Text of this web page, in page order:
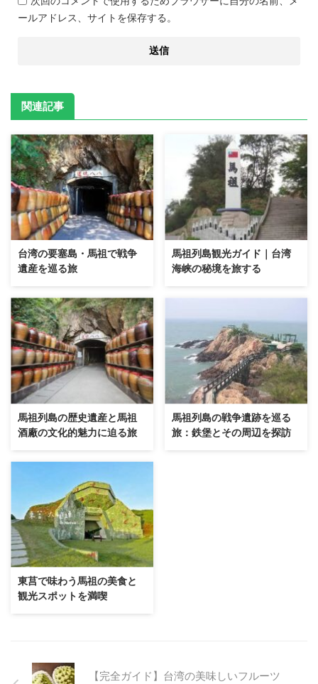
ールアドレス、サイトを保存する。
関連記事
台湾の要塞島・馬祖で戦争
遺産を巡る旅
馬祖列島観光ガイド｜台湾
海峡の秘境を旅する
馬祖列島の歴史遺産と馬祖
酒廠の文化的魅力に迫る旅
馬祖列島の戦争遺跡を巡る
旅：鉄堡とその周辺を探訪
東莒で味わう馬祖の美食と
観光スポットを満喫
【完全ガイド】台湾の美味しいフルーツ